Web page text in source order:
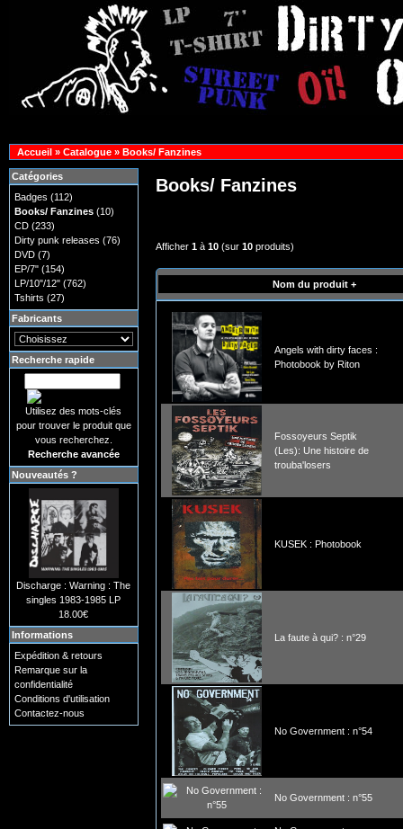
Accueil» Catalogue» Books/ Fanzines
Books/ Fanzines
Afficher1 à10 (sur10 produits)
Nom du produit +
Angels with dirty faces :
Photobook by Riton
Fossoyeurs Septik
(Les): Une histoire de
trouba'losers
KUSEK : Photobook
La faute à qui? : n°29
No Government : n°54
No Government : n°55
Catégories
Badges (112)
Books/ Fanzines(10)
CD(233)
Dirty punk releases (76)
DVD(7)
EP/7"(154)
LP/10"/12"(762)
Tshirts (27)
Fabricants
Recherche rapide
Utilisez des mots-clés
pour trouver le produit que
vous recherchez.
Recherche avancée
Nouveautés ?
Discharge : Warning : The
singles 1983-1985 LP
18.00€
Informations
Expédition & retours
Remarque sur la
confidentialité
Conditions d'utilisation
Contactez-nous